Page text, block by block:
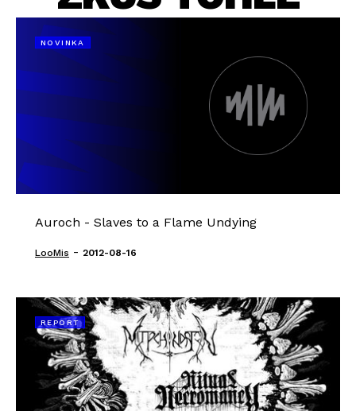
NOVINKA
Auroch - Slaves to a Flame Undying
LooMis - 2012-08-16
REPORT